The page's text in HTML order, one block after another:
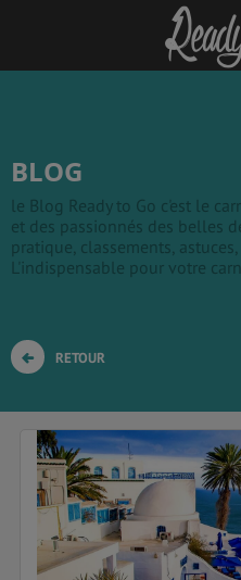
BLOG
le Blog Ready to Go c'est le
et des passionnés des belles
pratique, classements, astuces,
L'indispensable pour votre
RETOUR